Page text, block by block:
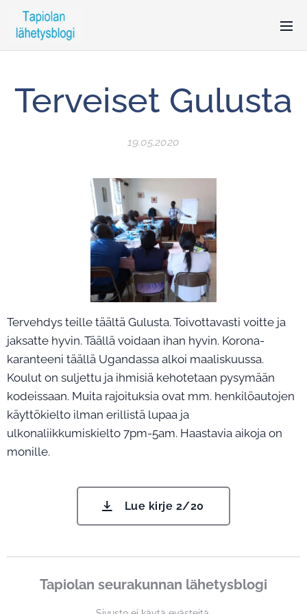
Terveiset Gulusta
19.05.2020
Tervehdys teille täältä Gulusta. Toivottavasti voitte ja
jaksatte hyvin. Täällä voidaan ihan hyvin. Korona-
karanteeni täällä Ugandassa alkoi maaliskuussa.
Koulut on suljettu ja ihmisiä kehotetaan pysymään
kodeissaan. Muita rajoituksia ovat mm. henkilöautojen
käyttökielto ilman erillistä lupaa ja
ulkonaliikkumiskielto 7pm-5am. Haastavia aikoja on
monille.
Lue kirje 2/20
Tapiolan seurakunnan lähetysblogi